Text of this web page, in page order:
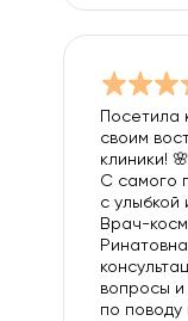
Посетила
своим
клиники! 🌸
С самого
с улыбкой
Врач-
вопросы и
по поводу